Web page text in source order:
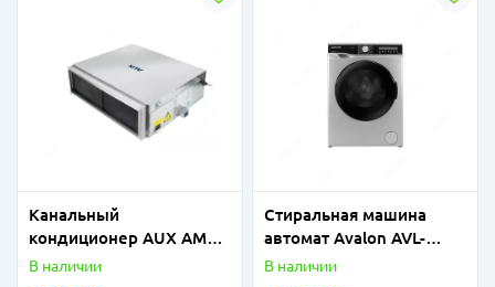
Канальный
кондиционер AUX AMSD
H12/4R3
В наличии
Стиральная машина
автомат Avalon AVL-
WM1065S (Silver) 6Кг
В наличии